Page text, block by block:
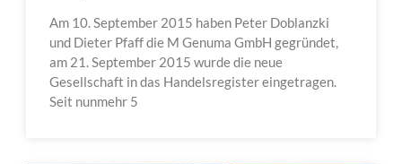
Am 10. September 2015 haben Peter Doblanzki
und Dieter Pfaff die M Genuma GmbH gegründet,
am 21. September 2015 wurde die neue
Gesellschaft in das Handelsregister eingetragen.
Seit nunmehr 5